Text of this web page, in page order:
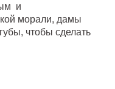
и
морали, дамы
чтобы сделать